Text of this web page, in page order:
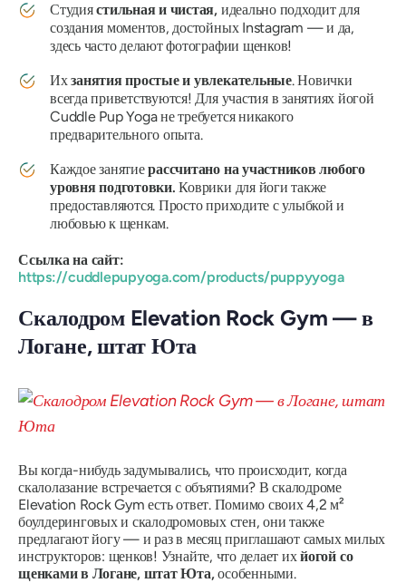
Студиястильная и чистая, идеально подходит для
создания моментов, достойных Instagram — и да,
здесь часто делают фотографии щенков!
Ихзанятия простые и увлекательные. Новички
всегда приветствуются! Для участия в занятиях йогой
Cuddle Pup Yoga не требуется никакого
предварительного опыта.
Каждое занятиерассчитано на участников любого
уровня подготовки. Коврики для йоги также
предоставляются. Просто приходите с улыбкой и
любовью к щенкам.
Ссылка на сайт:
https://cuddlepupyoga.com/products/puppyyoga
Скалодром Elevation Rock Gym — в
Логане, штат Юта
Вы когда-нибудь задумывались, что происходит, когда
скалолазание встречается с объятиями? В скалодроме
Elevation Rock Gym есть ответ. Помимо своих 4,2 м²
боулдеринговых и скалодромовых стен, они также
предлагают йогу — и раз в месяц приглашают самых милых
инструкторов: щенков! Узнайте, что делает ихйогой со
щенками в Логане, штат Юта,особенными.